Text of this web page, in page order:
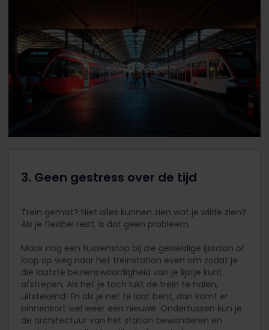
3. Geen gestress over de tijd
Trein gemist? Niet alles kunnen zien wat je wilde zien?
Als je flexibel reist, is dat geen probleem.
Maak nog een tussenstop bij die geweldige ijssalon of
loop op weg naar het treinstation even om zodat je
die laatste bezienswaardigheid van je lijstje kunt
afstrepen. Als het je toch lukt de trein te halen,
uitstekend! En als je net te laat bent, dan komt er
binnenkort wel weer een nieuwe. Ondertussen kun je
de architectuur van het station bewonderen en